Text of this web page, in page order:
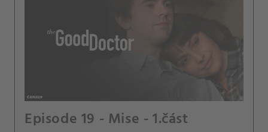
Episode 19 - Mise - 1.část